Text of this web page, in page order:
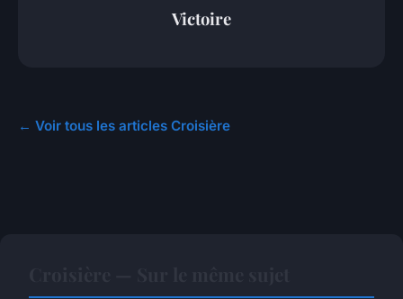
Victoire
← Voir tous les articles Croisière